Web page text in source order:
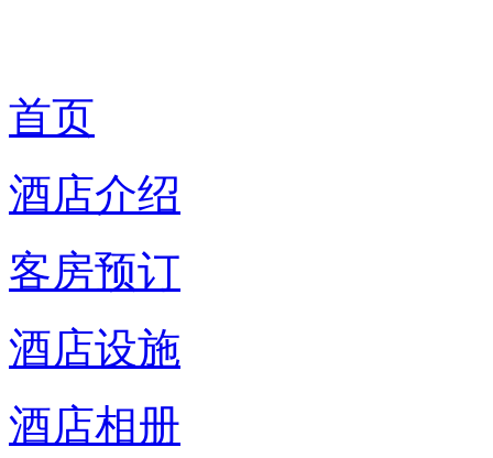
首页
酒店介绍
客房预订
酒店设施
酒店相册